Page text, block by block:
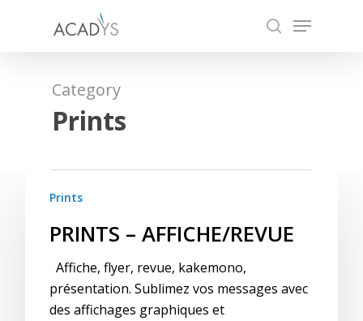
search
Menu
Category
Prints
Prints
PRINTS – AFFICHE/REVUE
Affiche, flyer, revue, kakemono,
présentation. Sublimez vos messages avec
des affichages graphiques et